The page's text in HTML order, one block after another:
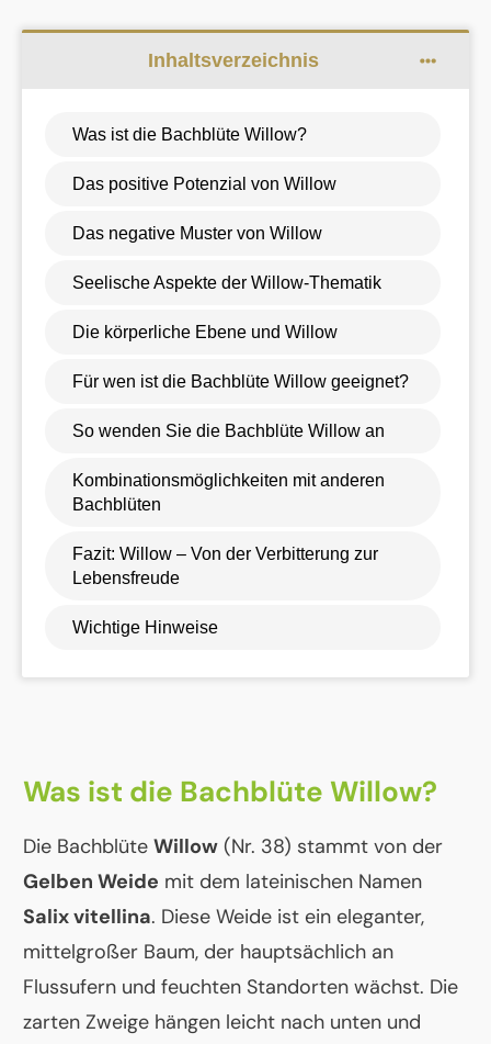
Inhaltsverzeichnis
Was ist die Bachblüte Willow?
Das positive Potenzial von Willow
Das negative Muster von Willow
Seelische Aspekte der Willow-Thematik
Die körperliche Ebene und Willow
Für wen ist die Bachblüte Willow geeignet?
So wenden Sie die Bachblüte Willow an
Kombinationsmöglichkeiten mit anderen
Bachblüten
Fazit: Willow – Von der Verbitterung zur
Lebensfreude
Wichtige Hinweise
Was ist die Bachblüte Willow?
Die Bachblüte Willow (Nr. 38) stammt von der
Gelben Weide mit dem lateinischen Namen
Salix vitellina. Diese Weide ist ein eleganter,
mittelgroßer Baum, der hauptsächlich an
Flussufern und feuchten Standorten wächst. Die
zarten Zweige hängen leicht nach unten und